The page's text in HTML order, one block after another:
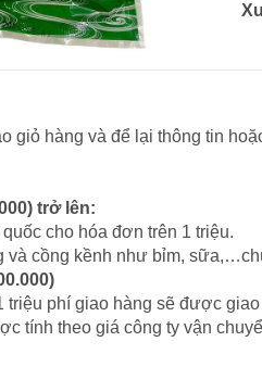
giỏ hàng và để lại thông tin
trở lên:
cho hóa đơn trên 1 triệu.
và cồng kềnh như bỉm,
phí giao hàng sẽ được giao
tính theo giá công ty vận